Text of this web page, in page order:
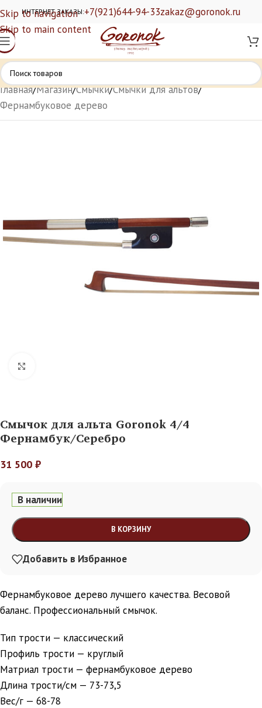
Skip to navigation
Skip to main content
ИНТЕРНЕТ ЗАКАЗЫ:+7(921)644-94-33zakaz@goronok.ru
Главная/Магазин/Смычки/Смычки для альтов/
Фернамбуковое дерево
Смычок для альта Goronok 4/4
Фернамбук/Серебро
31 500 ₽
В наличии
В КОРЗИНУ
Alternative:
Добавить в Избранное
Фернамбуковое дерево лучшего качества. Весовой
баланс. Профессиональный смычок.
Тип трости — классический
Профиль трости — круглый
Матриал трости — фернамбуковое дерево
Длина трости/см — 73-73,5
Вес/г — 68-78